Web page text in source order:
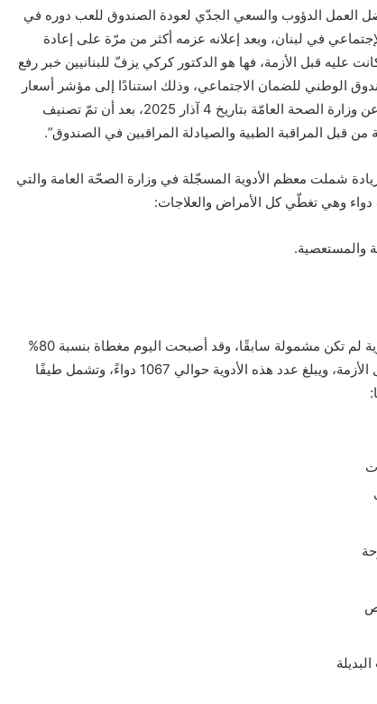
العمل الدؤوب والسعي الجدّي لعودة الصندوق للعب دوره في
في لبنان، وبعد إعلانه عزمه أكثر من مرّة على إعادة
عليه قبل الأزمة، فها هو الدكتور كركي يزفّ للبنانيين خبر رفع
الوطني للضمان الاجتماعي، وذلك استنادًا إلى مؤشر أسعار
الأدوية الرسمي الصادر عن وزارة الصحة العامّة بتاريخ 4 آذار 2025، بعد أن تمّ تصنيف
من قبل المراقبة الطبية والصيادلة المراقبين في الصندوق”.
شملت معظم الأدوية المسجّلة في وزارة الصحّة العامة والتي
والمستعصية.
وهي فئة جديدة من الأدوية لم تكن مشمولة سابقًا، وقد أصبحت اليوم مغطاة بنسبة 80%
من سعرها كما كانت قبل الأزمة، ويبلغ عدد هذه الأدوية حوالي 1067 دواءً، وتشمل طيفًا